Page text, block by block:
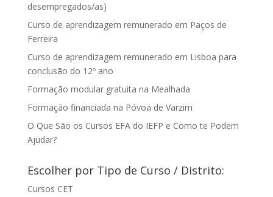
desempregados/as)
Curso de aprendizagem remunerado em Paços de
Ferreira
Curso de aprendizagem remunerado em Lisboa para
conclusão do 12º ano
Formação modular gratuita na Mealhada
Formação financiada na Póvoa de Varzim
O Que São os Cursos EFA do IEFP e Como te Podem
Ajudar?
Escolher por Tipo de Curso / Distrito:
Cursos CET